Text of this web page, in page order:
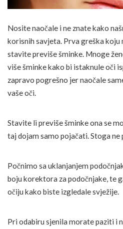
Nosite naočale i ne znate kako
korisnih savjeta. Prva greška koju
stavite previše šminke. Mnoge
više šminke kako bi istaknule oči
zapravo pogrešno jer naočale
vaše oči.
Stavite li previše šminke ona se
taj dojam samo pojačati. Stoga
Počnimo sa uklanjanjem
boju korektora za podočnjake, te
očiju kako biste izgledale svježije.
Pri odabiru sjenila morate paziti i